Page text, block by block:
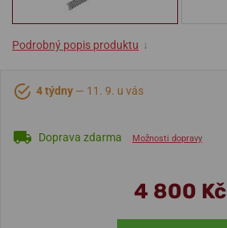
Podrobný popis produktu ↓
4 týdny — 11. 9. u vás
Doprava zdarma Možnosti dopravy
4 800 Kč